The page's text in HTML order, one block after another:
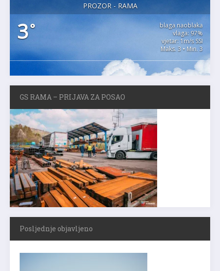
PROZOR - RAMA
3°
blaga naoblaka
vlaga: 97%
vjetar: 1m/s SSI
Maks. 3 • Min. 3
GS RAMA – PRIJAVA ZA POSAO
Posljednje objavljeno